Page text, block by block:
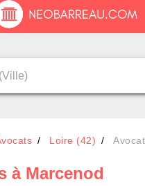
Loire (42)
à Marcenod